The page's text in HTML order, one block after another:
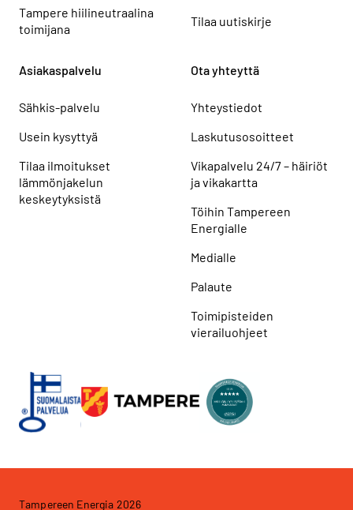
Tampere hiilineutraalina
toimijana
Tilaa uutiskirje
Asiakaspalvelu
Sähkis-palvelu
Usein kysyttyä
Tilaa ilmoitukset
lämmönjakelun
keskeytyksistä
Ota yhteyttä
Yhteystiedot
Laskutusosoitteet
Vikapalvelu 24/7 – häiriöt
ja vikakartta
Töihin Tampereen
Energialle
Medialle
Palaute
Toimipisteiden
vierailuohjeet
Tampereen Energia 2026